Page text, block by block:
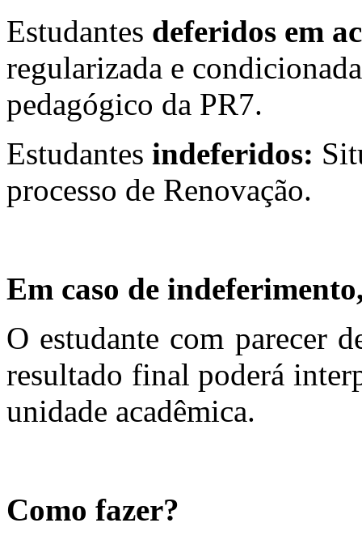
Estudantes deferidos em
regularizada e
pedagógico da PR7.
Estudantes indeferidos:
processo de Renovação.
Em caso de
O estudante com parecer
resultado final poderá
unidade acadêmica.
Como fazer?